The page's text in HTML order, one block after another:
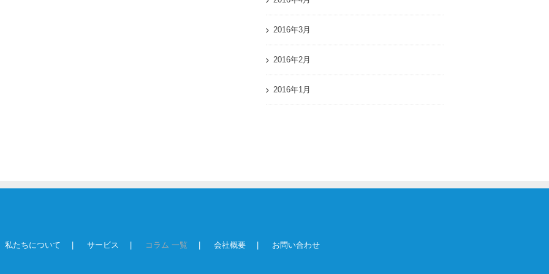
2016年3月
2016年2月
2016年1月
私たちについて サービス コラム 一覧 会社概要 お問い合わせ